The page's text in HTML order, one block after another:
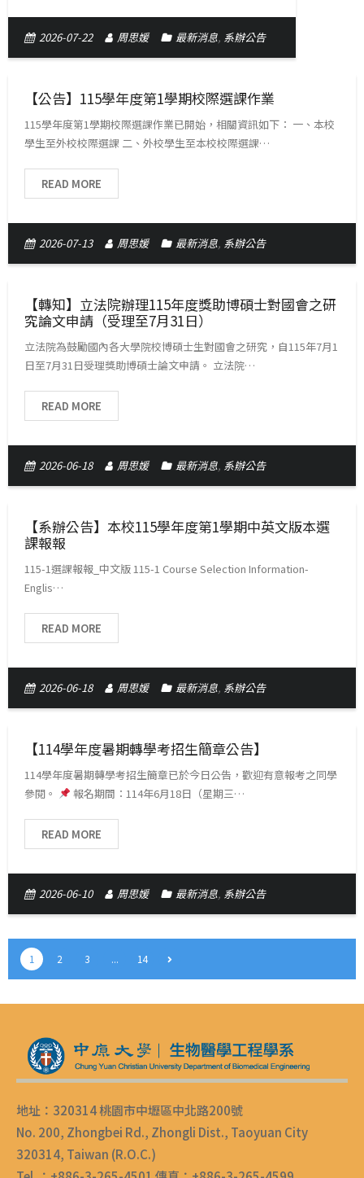
2026-07-22 周思媛 最新消息, 系辦公告
【公告】115學年度第1學期校際選課作業
115學年度第1學期校際選課作業已開始，相關資訊如下： 一、本校
學生至外校校際選課 二、外校學生至本校校際選課…
READ MORE
2026-07-13 周思媛 最新消息, 系辦公告
【轉知】立法院辦理115年度獎助博碩士對國會之研
究論文申請（受理至7月31日）
立法院為鼓勵國內各大學院校博碩士生對國會之研究，自115年7月1
日至7月31日受理獎助博碩士論文申請。 立法院…
READ MORE
2026-06-18 周思媛 最新消息, 系辦公告
【系辦公告】本校115學年度第1學期中英文版本選
課報報
115-1選課報報_中文版 115-1 Course Selection Information-
Englis…
READ MORE
2026-06-18 周思媛 最新消息, 系辦公告
【114學年度暑期轉學考招生簡章公告】
114學年度暑期轉學考招生簡章已於今日公告，歡迎有意報考之同學
參閱。
報名期間：114年6月18日（星期三…
READ MORE
2026-06-10 周思媛 最新消息, 系辦公告
1 2 3 ... 14
地址：320314 桃園市中壢區中北路200號
No. 200, Zhongbei Rd., Zhongli Dist., Taoyuan City
320314, Taiwan (R.O.C.)